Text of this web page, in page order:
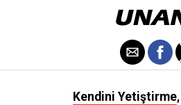
Kendini Yetiştirme,